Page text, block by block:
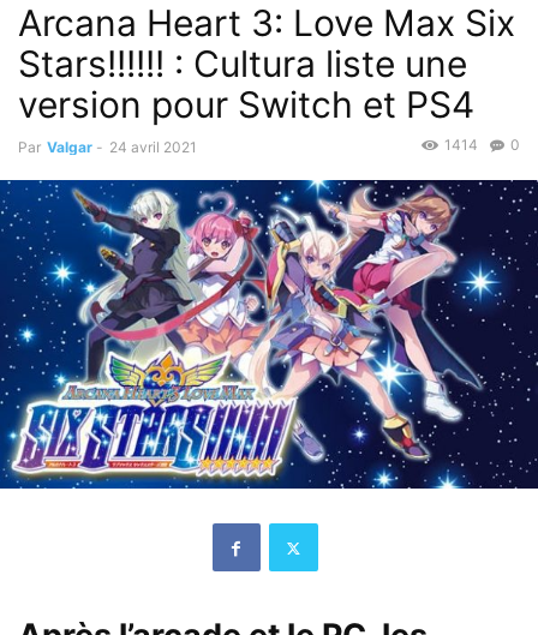
Arcana Heart 3: Love Max Six
Stars!!!!!! : Cultura liste une
version pour Switch et PS4
Par Valgar - 24 avril 2021 0
1414